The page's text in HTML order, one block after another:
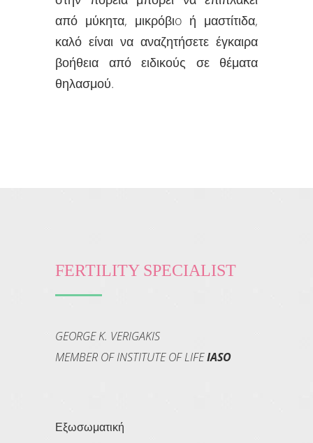
από μύκητα, μικρόβιo ή μαστίτιδα,
καλό είναι να αναζητήσετε έγκαιρα
βοήθεια από ειδικούς σε θέματα
θηλασμού.
FERTILITY SPECIALIST
GEORGE K. VERIGAKIS
MEMBER OF INSTITUTE OF LIFEIASO
Εξωσωματική